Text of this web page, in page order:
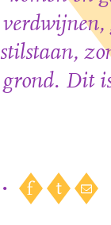
verdwijnen,
stilstaan,
grond. Dit
•